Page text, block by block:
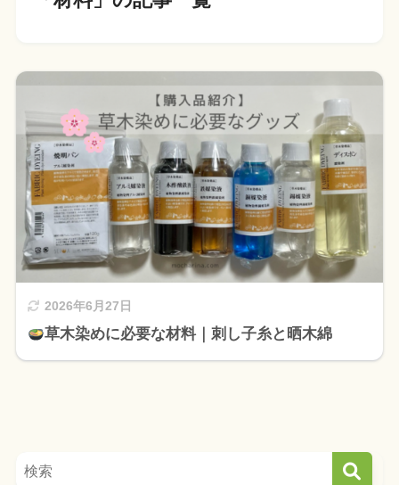
2026年6月27日
草木染めに必要な材料｜刺し子糸と晒木綿